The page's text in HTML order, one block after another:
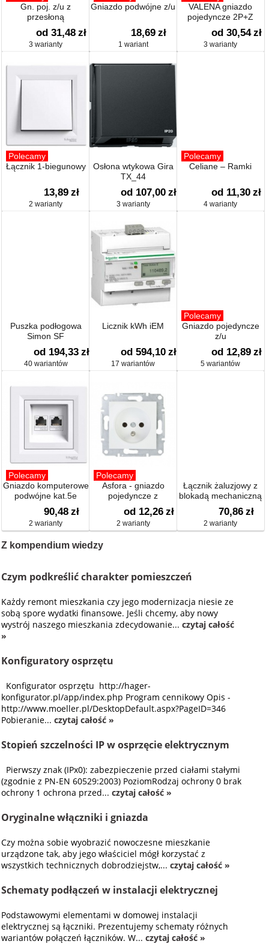
Gn. poj. z/u z
przesłoną
od 31,48 zł
3 warianty
Gniazdo podwójne z/u
18,69 zł
1 wariant
VALENA gniazdo
pojedyncze 2P+Z
od 30,54 zł
3 warianty
Polecamy
Łącznik 1-biegunowy
13,89 zł
2 warianty
Osłona wtykowa Gira
TX_44
od 107,00 zł
3 warianty
Polecamy
Celiane – Ramki
od 11,30 zł
4 warianty
Puszka podłogowa
Simon SF
od 194,33 zł
40 wariantów
Licznik kWh iEM
od 594,10 zł
17 wariantów
Polecamy
Gniazdo pojedyncze
z/u
od 12,89 zł
5 wariantów
Polecamy
Gniazdo komputerowe
podwójne kat.5e
90,48 zł
2 warianty
Polecamy
Asfora - gniazdo
pojedyncze z
uziemieniem
od 12,26 zł
2 warianty
Łącznik żaluzjowy z
blokadą mechaniczną
70,86 zł
2 warianty
Z kompendium wiedzy
Czym podkreślić charakter pomieszczeń
Każdy remont mieszkania czy jego modernizacja niesie ze
sobą spore wydatki finansowe. Jeśli chcemy, aby nowy
wystrój naszego mieszkania zdecydowanie...czytaj całość
»
Konfiguratory osprzętu
Konfigurator osprzętu http://hager-
konfigurator.pl/app/index.php Program cennikowy Opis -
http://www.moeller.pl/DesktopDefault.aspx?PageID=346
Pobieranie...czytaj całość »
Stopień szczelności IP w osprzęcie elektrycznym
Pierwszy znak (IPx0): zabezpieczenie przed ciałami stałymi
(zgodnie z PN-EN 60529:2003) PoziomRodzaj ochrony 0 brak
ochrony 1 ochrona przed...czytaj całość »
Oryginalne włączniki i gniazda
Czy można sobie wyobrazić nowoczesne mieszkanie
urządzone tak, aby jego właściciel mógł korzystać z
wszystkich technicznych dobrodziejstw,...czytaj całość »
Schematy podłączeń w instalacji elektrycznej
Podstawowymi elementami w domowej instalacji
elektrycznej są łączniki. Prezentujemy schematy różnych
wariantów połączeń łączników. W...czytaj całość »